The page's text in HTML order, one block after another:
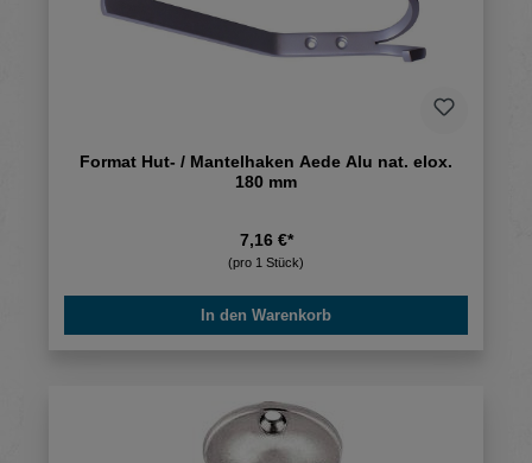
Format Hut- / Mantelhaken Aede Alu nat. elox.
180 mm
7,16 €*
(pro 1 Stück)
In den Warenkorb